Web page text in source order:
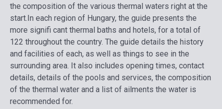
the composition of the various thermal waters right at the
start. In each region of Hungary, the guide presents the
more signifi cant thermal baths and hotels, for a total of
122 throughout the country. The guide details the history
and facilities of each, as well as things to see in the
surrounding area. It also includes opening times, contact
details, details of the pools and services, the composition
of the thermal water and a list of ailments the water is
recommended for.